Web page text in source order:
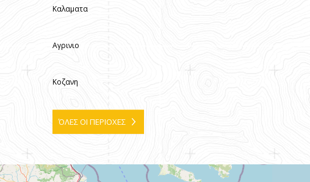
Καλαματα
Αγρινιο
Κοζανη
ΌΛΕΣ ΟΙ ΠΕΡΙΟΧΕΣ